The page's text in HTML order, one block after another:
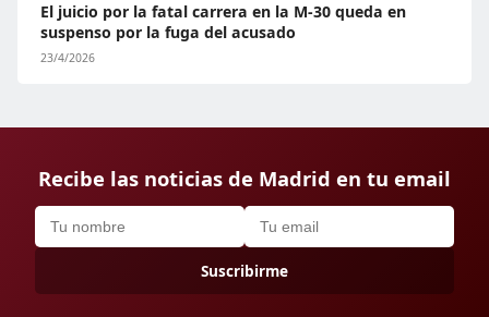
El juicio por la fatal carrera en la M-30 queda en
suspenso por la fuga del acusado
23/4/2026
Recibe las noticias de Madrid en tu email
Suscribirme